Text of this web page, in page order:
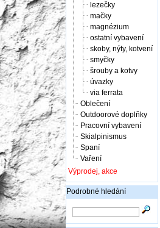
lezečky
mačky
magnézium
ostatní vybavení
skoby, nýty, kotvení
smyčky
šrouby a kotvy
úvazky
via ferrata
Oblečení
Outdoorové doplňky
Pracovní vybavení
Skialpinismus
Spaní
Vaření
Výprodej, akce
Podrobné hledání